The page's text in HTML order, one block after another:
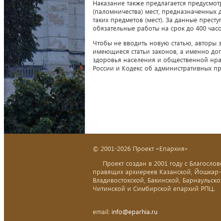
Наказание также предлагается
(паломничества) мест,
таких предметов (мест). За данные
обязательные работы на срок до 400
Чтобы не вводить новую статью, авторы
имеющиеся статьи законов, а именно
здоровья населения и общественной
России и Кодекс об административных
© 2001-2026 Проект «Епархия»
Проект создан в 2001 году с
правящих архиереев Казанской,
Владивостокской, Бакинской,
Читинской и Симбирской епархий РПЦ.
email: info@eparhia.ru